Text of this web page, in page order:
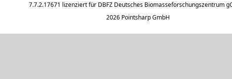
7.7.2.17671 lizenziert für DBFZ Deutsches Biomasseforschungszentrum
2026 Pointsharp GmbH